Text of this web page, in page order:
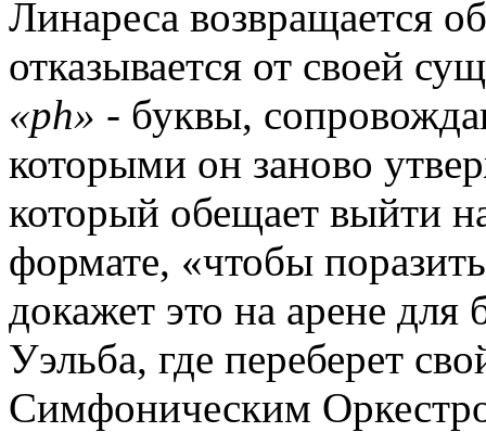
Линареса возвращается
отказывается от своей
«ph» - буквы,
которыми он заново
который обещает выйти
формате, «чтобы
докажет это на арене
Уэльба, где переберет
Симфоническим